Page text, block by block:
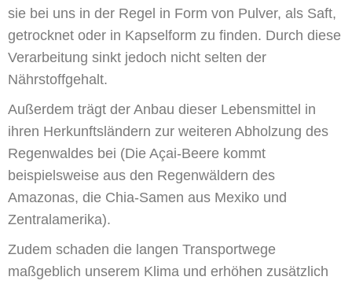
sie bei uns in der Regel in Form von Pulver, als Saft,
getrocknet oder in Kapselform zu finden. Durch diese
Verarbeitung sinkt jedoch nicht selten der
Nährstoffgehalt.
Außerdem trägt der Anbau dieser Lebensmittel in
ihren Herkunftsländern zur weiteren Abholzung des
Regenwaldes bei (Die Açai-Beere kommt
beispielsweise aus den Regenwäldern des
Amazonas, die Chia-Samen aus Mexiko und
Zentralamerika).
Zudem schaden die langen Transportwege
maßgeblich unserem Klima und erhöhen zusätzlich